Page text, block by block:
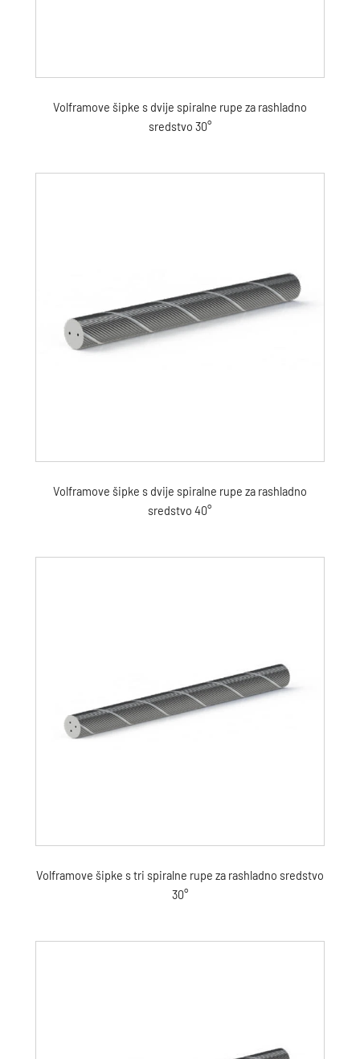
Volframove šipke s dvije spiralne rupe za rashladno
sredstvo 30°
Volframove šipke s dvije spiralne rupe za rashladno
sredstvo 40°
Volframove šipke s tri spiralne rupe za rashladno sredstvo
30°